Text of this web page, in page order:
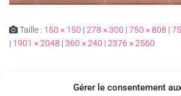
Gérer le consentement
Taille : 150 × 150 | 278 × 300 | 750 × 808 |
| 1901 × 2048 | 360 × 240 | 2376 × 2560